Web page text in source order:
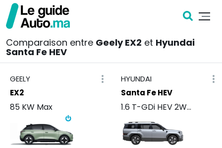
Comparaison entre Geely EX2 et Hyundai
Santa Fe HEV
GEELY
EX2
85 KW Max
HYUNDAI
Santa Fe HEV
1.6 T-GDi HEV 2WD Premium